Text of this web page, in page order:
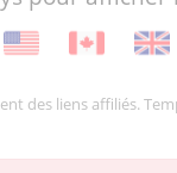
des liens affiliés.